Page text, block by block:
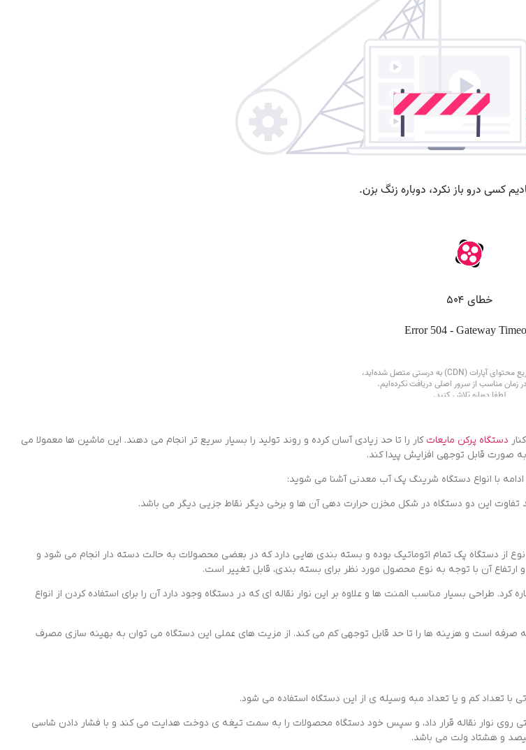
دستگاه پرکن مایعاتکار را تا حد زیادی آسان کرده و روند تولید را بسیار سریع تر انجام می دهند. این ماشین‌ ها معمولا می
با انواع دستگاه شرینگ پک آب معدنی آشنا می شوید:
این دو دستگاه در شکل مخزن حرارت دهی آن ها و برخی دیگر نقاط جزیی دیگر می ‌باشد.
از دستگاه پک تمام اتوماتیک بوده و بسته بندی هایی دارد که در بعضی محصولات به حالت دسته دار انجام می شود و
آن با توجه به نوع محصول مورد نظر برای بسته بندی، قابل تغییر است.
طراحی بسیار مناسب المنت ها و علاوه بر این نوار نقاله ای که در دستگاه وجود دارد آن را برای استفاده کردن از انواع
صرفه است و هزینه ها را تا حد قابل توجهی کم می کند. از مزیت های عملی این دستگاه می توان به بهینه سازی مصرف
تعداد کم و یا تعداد مبه وسیله ی از این دستگاه استفاده می شود.
روی نوار نقاله قرار داد، و سپس خود دستگاه محصولات را به سمت تیغه ی دوخت هدایت می ‌کند و با فشار دادن شاسی
و هشتاد ولت می باشد.